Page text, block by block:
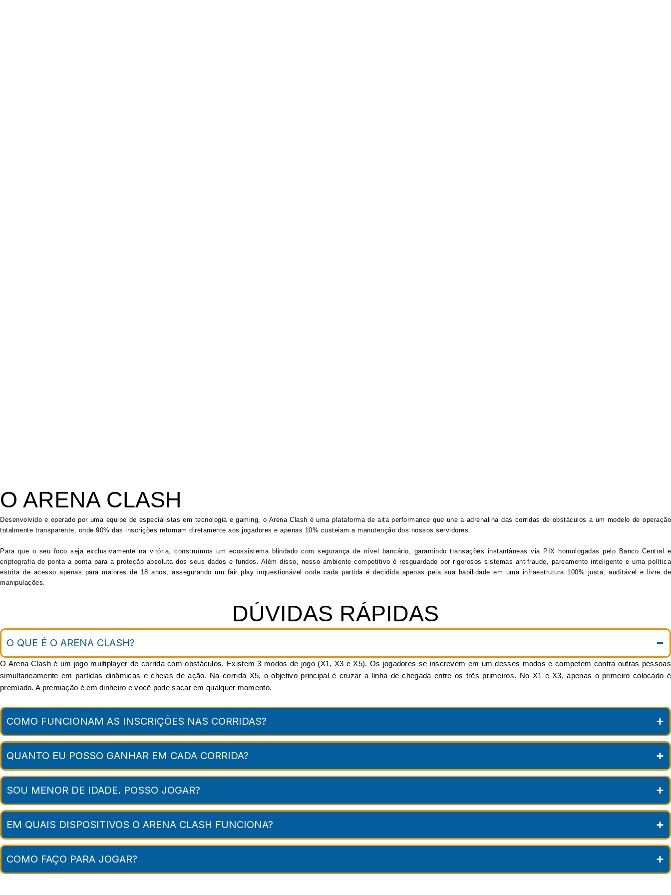
O ARENA CLASH
Desenvolvido e operado por uma equipe de especialistas em tecnologia e gaming, o Arena Clash é uma plataforma de alta performance que une a adrenalina das corridas de obstáculos a um modelo de operação
totalmente transparente, onde 90% das inscrições retornam diretamente aos jogadores e apenas 10% custeiam a manutenção dos nossos servidores.
Para que o seu foco seja exclusivamente na vitória, construímos um ecossistema blindado com segurança de nível bancário, garantindo transações instantâneas via PIX homologadas pelo Banco Central e
criptografia de ponta a ponta para a proteção absoluta dos seus dados e fundos. Além disso, nosso ambiente competitivo é resguardado por rigorosos sistemas antifraude, pareamento inteligente e uma política
estrita de acesso apenas para maiores de 18 anos, assegurando um fair play inquestionável onde cada partida é decidida apenas pela sua habilidade em uma infraestrutura 100% justa, auditável e livre de
manipulações.
DÚVIDAS RÁPIDAS
O QUE É O ARENA CLASH?
O Arena Clash é um jogo multiplayer de corrida com obstáculos. Existem 3 modos de jogo (X1, X3 e X5). Os jogadores se inscrevem em um desses modos e competem contra outras pessoas
simultaneamente em partidas dinâmicas e cheias de ação. Na corrida X5, o objetivo principal é cruzar a linha de chegada entre os três primeiros. No X1 e X3, apenas o primeiro colocado é
premiado. A premiação é em dinheiro e você pode sacar em qualquer momento.
COMO FUNCIONAM AS INSCRIÇÕES NAS CORRIDAS?
QUANTO EU POSSO GANHAR EM CADA CORRIDA?
SOU MENOR DE IDADE. POSSO JOGAR?
EM QUAIS DISPOSITIVOS O ARENA CLASH FUNCIONA?
COMO FAÇO PARA JOGAR?